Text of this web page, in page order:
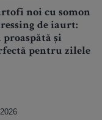
noi cu somon
de iaurt:
și
pentru zilele